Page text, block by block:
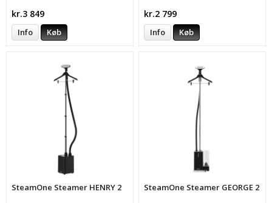
kr.3 849
Info Køb
kr.2 799
Info Køb
SteamOne Steamer HENRY 2 SteamOne Steamer GEORGE 2